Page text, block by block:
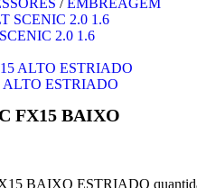
/ EMBREAGEM
2.0 1.6
ESTRIADO
FX15 BAIXO
BAIXO ESTRIADO